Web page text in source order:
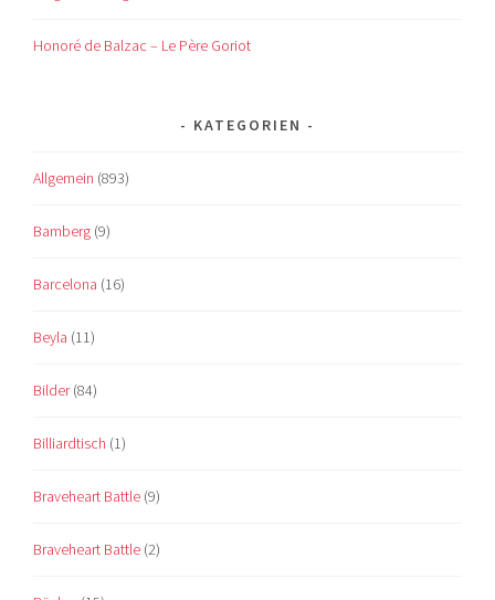
Honoré de Balzac – Le Père Goriot
KATEGORIEN
Allgemein (893)
Bamberg (9)
Barcelona (16)
Beyla (11)
Bilder(84)
Billiardtisch (1)
Braveheart Battle (9)
Braveheart Battle (2)